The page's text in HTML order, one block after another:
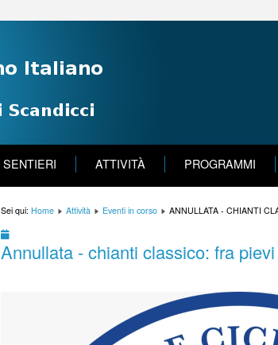
SENTIERI ATTIVITÀ PROGRAMMI
Sei qui: Home Attività Eventi in corso ANNULLATA - CHIANTI
Annullata - chianti classico: fra